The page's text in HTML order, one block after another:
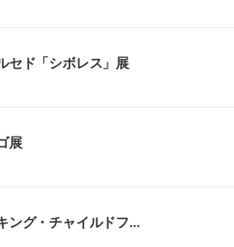
セド「シボレス」展
展
ング・チャイルドフ...